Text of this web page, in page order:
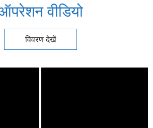
वीडियो
विवरण देखें